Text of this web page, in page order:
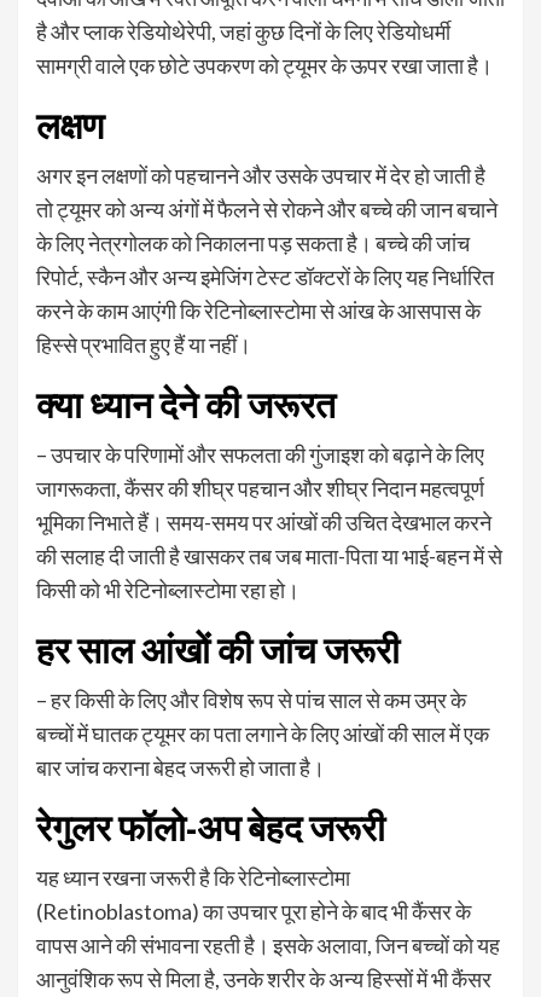
है और प्लाक रेडियोथेरेपी, जहां कुछ दिनों के लिए रेडियोधर्मी
सामग्री वाले एक छोटे उपकरण को ट्यूमर के ऊपर रखा जाता है।
लक्षण
अगर इन लक्षणों को पहचानने और उसके उपचार में देर हो जाती है
तो ट्यूमर को अन्य अंगों में फैलने से रोकने और बच्चे की जान बचाने
के लिए नेत्रगोलक को निकालना पड़ सकता है। बच्चे की जांच
रिपोर्ट, स्कैन और अन्य इमेजिंग टेस्ट डॉक्टरों के लिए यह निर्धारित
करने के काम आएंगी कि रेटिनोब्लास्टोमा से आंख के आसपास के
हिस्से प्रभावित हुए हैं या नहीं।
क्या ध्यान देने की जरूरत
– उपचार के परिणामों और सफलता की गुंजाइश को बढ़ाने के लिए
जागरूकता, कैंसर की शीघ्र पहचान और शीघ्र निदान महत्वपूर्ण
भूमिका निभाते हैं। समय-समय पर आंखों की उचित देखभाल करने
की सलाह दी जाती है खासकर तब जब माता-पिता या भाई-बहन में से
किसी को भी रेटिनोब्लास्टोमा रहा हो।
हर साल आंखों की जांच जरूरी
– हर किसी के लिए और विशेष रूप से पांच साल से कम उम्र के
बच्चों में घातक ट्यूमर का पता लगाने के लिए आंखों की साल में एक
बार जांच कराना बेहद जरूरी हो जाता है।
रेगुलर फॉलो-अप बेहद जरूरी
यह ध्यान रखना जरूरी है कि रेटिनोब्लास्टोमा
(Retinoblastoma) का उपचार पूरा होने के बाद भी कैंसर के
वापस आने की संभावना रहती है। इसके अलावा, जिन बच्चों को यह
आनुवंशिक रूप से मिला है, उनके शरीर के अन्य हिस्सों में भी कैंसर